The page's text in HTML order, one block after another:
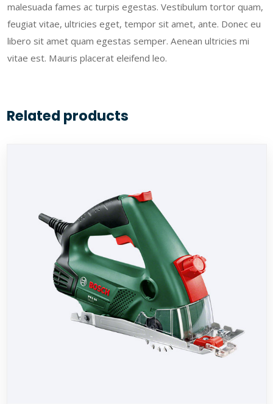
malesuada fames ac turpis egestas. Vestibulum tortor quam,
feugiat vitae, ultricies eget, tempor sit amet, ante. Donec eu
libero sit amet quam egestas semper. Aenean ultricies mi
vitae est. Mauris placerat eleifend leo.
Related products